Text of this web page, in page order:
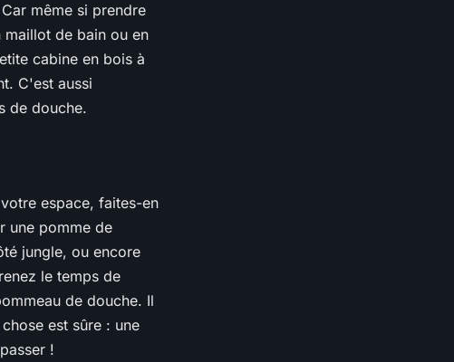
même si prendre
maillot de bain ou en
cabine en bois à
C'est aussi
de douche.
espace, faites-en
une pomme de
jungle, ou encore
le temps de
de douche. Il
est sûre : une
!